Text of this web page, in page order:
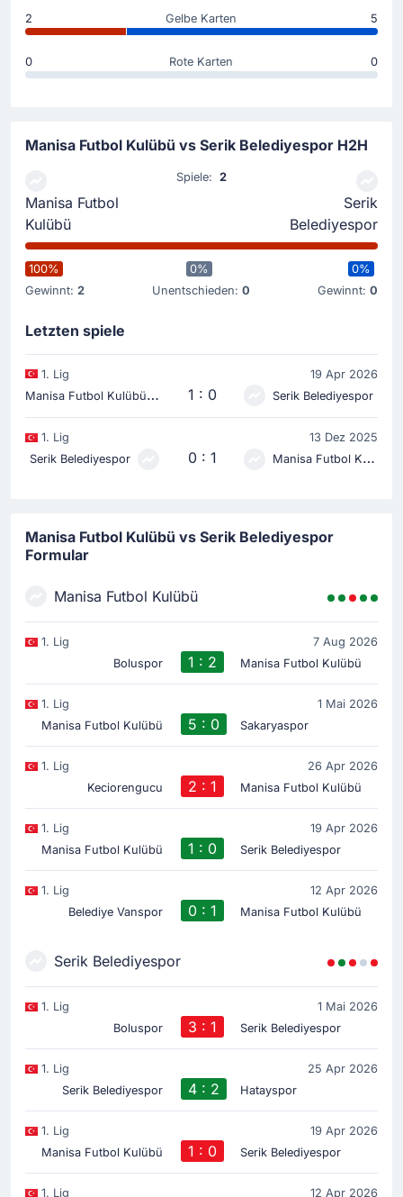
2 Gelbe Karten 5
0 Rote Karten 0
Manisa Futbol Kulübü vs Serik Belediyespor H2H
Manisa Futbol
Kulübü
Spiele: 2
Serik
Belediyespor
100%
Gewinnt: 2
0%
Unentschieden:0
0%
Gewinnt: 0
Letzten spiele
1. Lig 19 Apr 2026
M
anisa Futbol Kulübü 1 : 0 Serik Belediyespor
1. Lig
13 Dez 2025
Serik Belediyespor
0 : 1 Manisa Futbol Kulübü
Manisa Futbol Kulübü vs Serik Belediyespor
Formular
Manisa Futbol Kulübü
1. Lig
7 Aug 2026
Boluspor
1 : 2 Manisa Futbol Kulübü
1. Lig
1 Mai 2026
Manisa Futbol Kulübü
5 : 0 Sakaryaspor
1. Lig
26 Apr 2026
Keciorengucu
2 : 1 Manisa Futbol Kulübü
1. Lig
19 Apr 2026
Manisa Futbol Kulübü
1 : 0 Serik Belediyespor
1. Lig
12 Apr 2026
Belediye Vanspor
0 : 1 Manisa Futbol Kulübü
Serik Belediyespor
1. Lig
1 Mai 2026
Boluspor
3 : 1 Serik Belediyespor
1. Lig
25 Apr 2026
Serik Belediyespor
4 : 2 Hatayspor
1. Lig
19 Apr 2026
Manisa Futbol Kulübü
1 : 0 Serik Belediyespor
1. Lig 12 Apr 2026